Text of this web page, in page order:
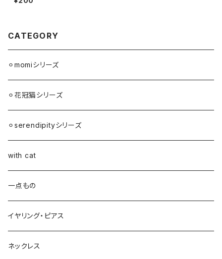
CATEGORY
⚪︎momiシリーズ
⚪︎花冠猫シリーズ
⚪︎serendipityシリーズ
with cat
一点もの
イヤリング・ピアス
ネックレス